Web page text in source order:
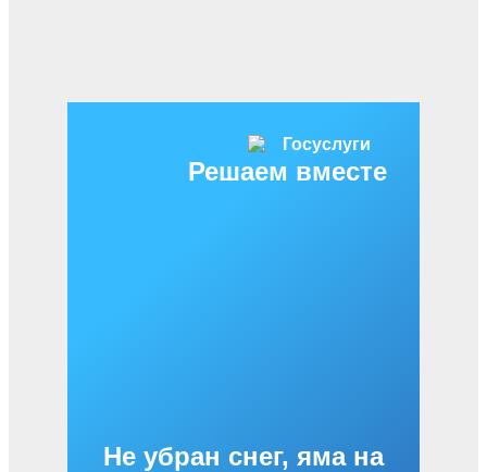
Решаем вместе
Не убран снег, яма на